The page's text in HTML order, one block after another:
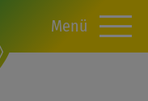
Menü